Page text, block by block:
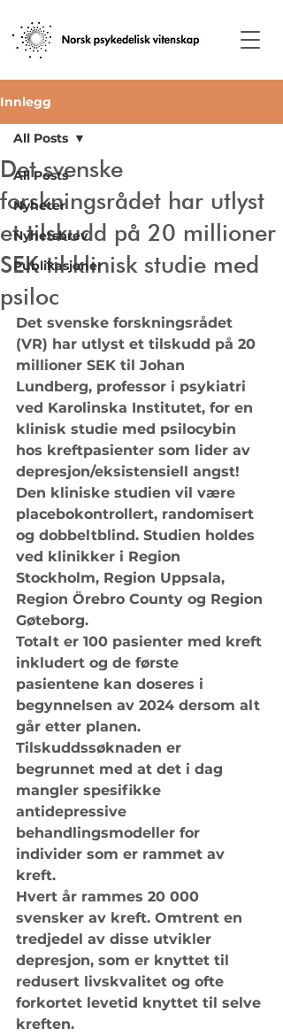
Innlegg
All Posts
Nyheter
Nyhetsbrev
Publikasjoner
All Posts
Det svenske
forskningsrådet har utlyst
et tilskudd på 20 millioner
SEK til klinisk studie med
psiloc
Det svenske forskningsrådet
(VR) har utlyst et tilskudd på 20
millioner SEK til Johan
Lundberg, professor i psykiatri
ved Karolinska Institutet, for en
klinisk studie med psilocybin
hos kreftpasienter som lider av
depresjon/eksistensiell angst!
Den kliniske studien vil være
placebokontrollert, randomisert
og dobbeltblind. Studien holdes
ved klinikker i Region
Stockholm, Region Uppsala,
Region Örebro County og Region
Gøteborg.
Totalt er 100 pasienter med kreft
inkludert og de første
pasientene kan doseres i
begynnelsen av 2024 dersom alt
går etter planen.
Tilskuddssøknaden er
begrunnet med at det i dag
mangler spesifikke
antidepressive
behandlingsmodeller for
individer som er rammet av
kreft.
Hvert år rammes 20 000
svensker av kreft. Omtrent en
tredjedel av disse utvikler
depresjon, som er knyttet til
redusert livskvalitet og ofte
forkortet levetid knyttet til selve
kreften.